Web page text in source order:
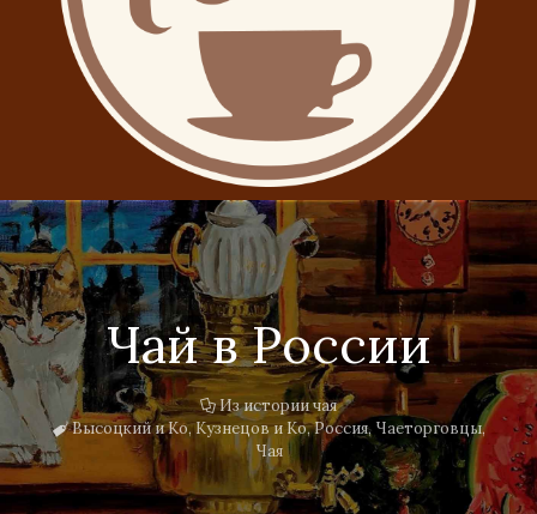
Чай в России
Из истории чая
Высоцкий и Ко,Кузнецов и Ко,Россия, Чаеторговцы,
Чая